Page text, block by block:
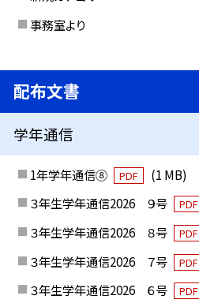
事務室より
配布文書
学年通信
1年学年通信⑧ PDF
(1 MB)
３年生学年通信2026 ９号
PDF
３年生学年通信2026 ８号
PDF
３年生学年通信2026 ７号
PDF
３年生学年通信2026 ６号
PDF